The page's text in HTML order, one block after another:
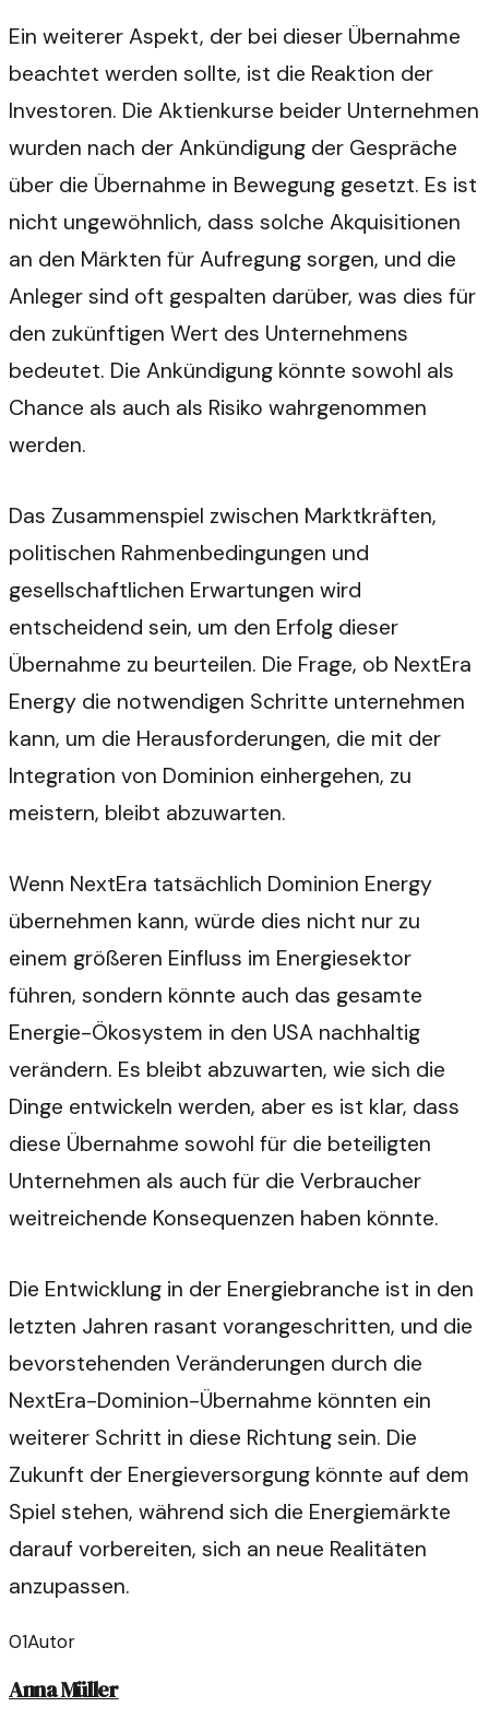
Ein weiterer Aspekt, der bei dieser Übernahme
beachtet werden sollte, ist die Reaktion der
Investoren. Die Aktienkurse beider Unternehmen
wurden nach der Ankündigung der Gespräche
über die Übernahme in Bewegung gesetzt. Es ist
nicht ungewöhnlich, dass solche Akquisitionen
an den Märkten für Aufregung sorgen, und die
Anleger sind oft gespalten darüber, was dies für
den zukünftigen Wert des Unternehmens
bedeutet. Die Ankündigung könnte sowohl als
Chance als auch als Risiko wahrgenommen
werden.
Das Zusammenspiel zwischen Marktkräften,
politischen Rahmenbedingungen und
gesellschaftlichen Erwartungen wird
entscheidend sein, um den Erfolg dieser
Übernahme zu beurteilen. Die Frage, ob NextEra
Energy die notwendigen Schritte unternehmen
kann, um die Herausforderungen, die mit der
Integration von Dominion einhergehen, zu
meistern, bleibt abzuwarten.
Wenn NextEra tatsächlich Dominion Energy
übernehmen kann, würde dies nicht nur zu
einem größeren Einfluss im Energiesektor
führen, sondern könnte auch das gesamte
Energie-Ökosystem in den USA nachhaltig
verändern. Es bleibt abzuwarten, wie sich die
Dinge entwickeln werden, aber es ist klar, dass
diese Übernahme sowohl für die beteiligten
Unternehmen als auch für die Verbraucher
weitreichende Konsequenzen haben könnte.
Die Entwicklung in der Energiebranche ist in den
letzten Jahren rasant vorangeschritten, und die
bevorstehenden Veränderungen durch die
NextEra-Dominion-Übernahme könnten ein
weiterer Schritt in diese Richtung sein. Die
Zukunft der Energieversorgung könnte auf dem
Spiel stehen, während sich die Energiemärkte
darauf vorbereiten, sich an neue Realitäten
anzupassen.
01Autor
Anna Müller